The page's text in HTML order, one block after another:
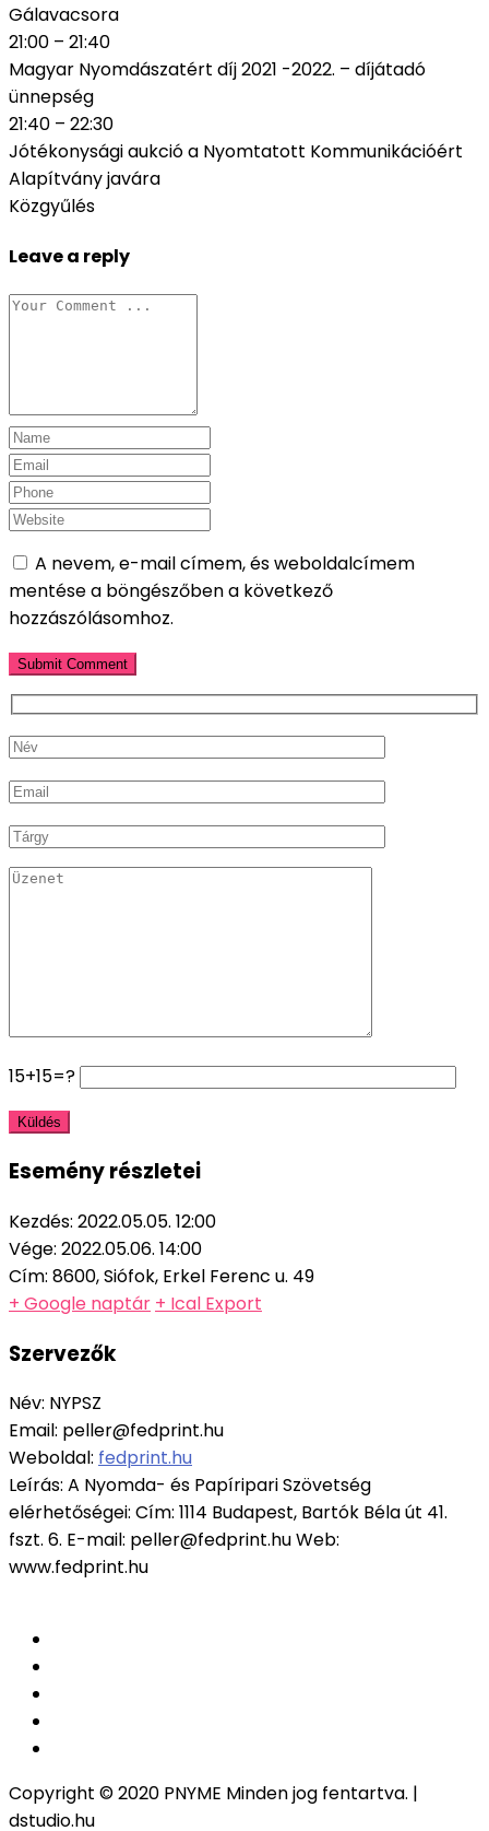
Gálavacsora
21:00 – 21:40
Magyar Nyomdászatért díj 2021 -2022. – díjátadó
ünnepség
21:40 – 22:30
Jótékonysági aukció a Nyomtatott Kommunikációért
Alapítvány javára
Közgyűlés
Leave a reply
A nevem, e-mail címem, és weboldalcímem
mentése a böngészőben a következő
hozzászólásomhoz.
15+15=?
Esemény részletei
Kezdés: 2022.05.05. 12:00
Vége: 2022.05.06. 14:00
Cím: 8600, Siófok, Erkel Ferenc u. 49
+ Google naptár + Ical Export
Szervezők
Név: NYPSZ
Email: peller@fedprint.hu
Weboldal: fedprint.hu
Leírás: A Nyomda- és Papíripari Szövetség
elérhetőségei: Cím: 1114 Budapest, Bartók Béla út 41.
fszt. 6. E-mail: peller@fedprint.hu Web:
www.fedprint.hu
Copyright © 2020 PNYME Minden jog fentartva. |
dstudio.hu